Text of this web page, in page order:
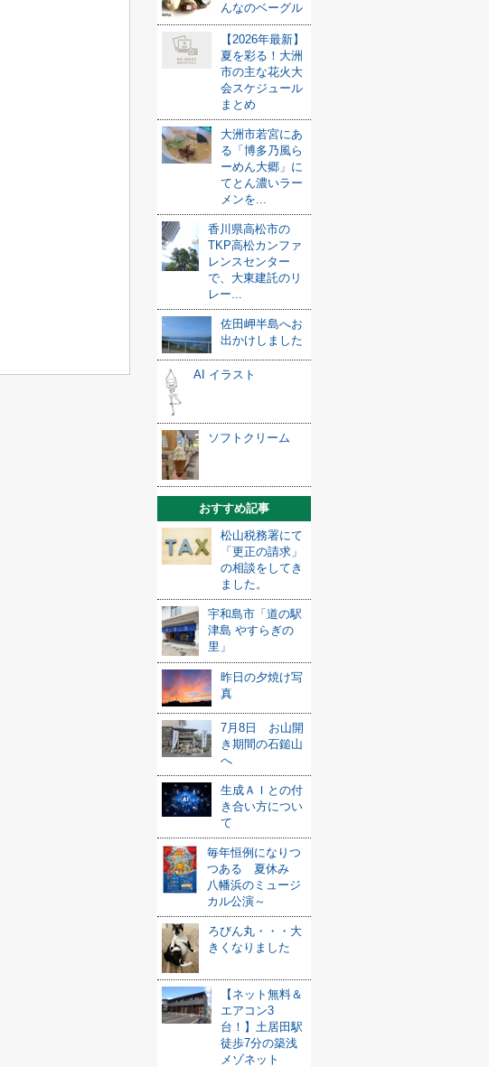
んなのベーグル
【2026年最新】
夏を彩る！大洲
市の主な花火大
会スケジュール
まとめ
大洲市若宮にあ
る「博多乃風ら
ーめん大郷」に
てとん濃いラー
メンを...
香川県高松市の
TKP高松カンファ
レンスセンター
で、大東建託のリ
レー...
佐田岬半島へお
出かけしました
AI イラスト
ソフトクリーム
おすすめ記事
松山税務署にて
「更正の請求」
の相談をしてき
ました。
宇和島市「道の駅
津島 やすらぎの
里」
昨日の夕焼け写
真
7月8日 お山開
き期間の石鎚山
へ
生成ＡＩとの付
き合い方につい
て
毎年恒例になりつ
つある 夏休み
八幡浜のミュージ
カル公演～
ろびん丸・・・大
きくなりました
【ネット無料＆
エアコン3
台！】土居田駅
徒歩7分の築浅
メゾネット